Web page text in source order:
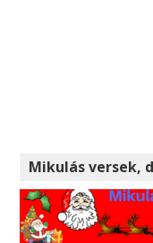
Mikulás versek,